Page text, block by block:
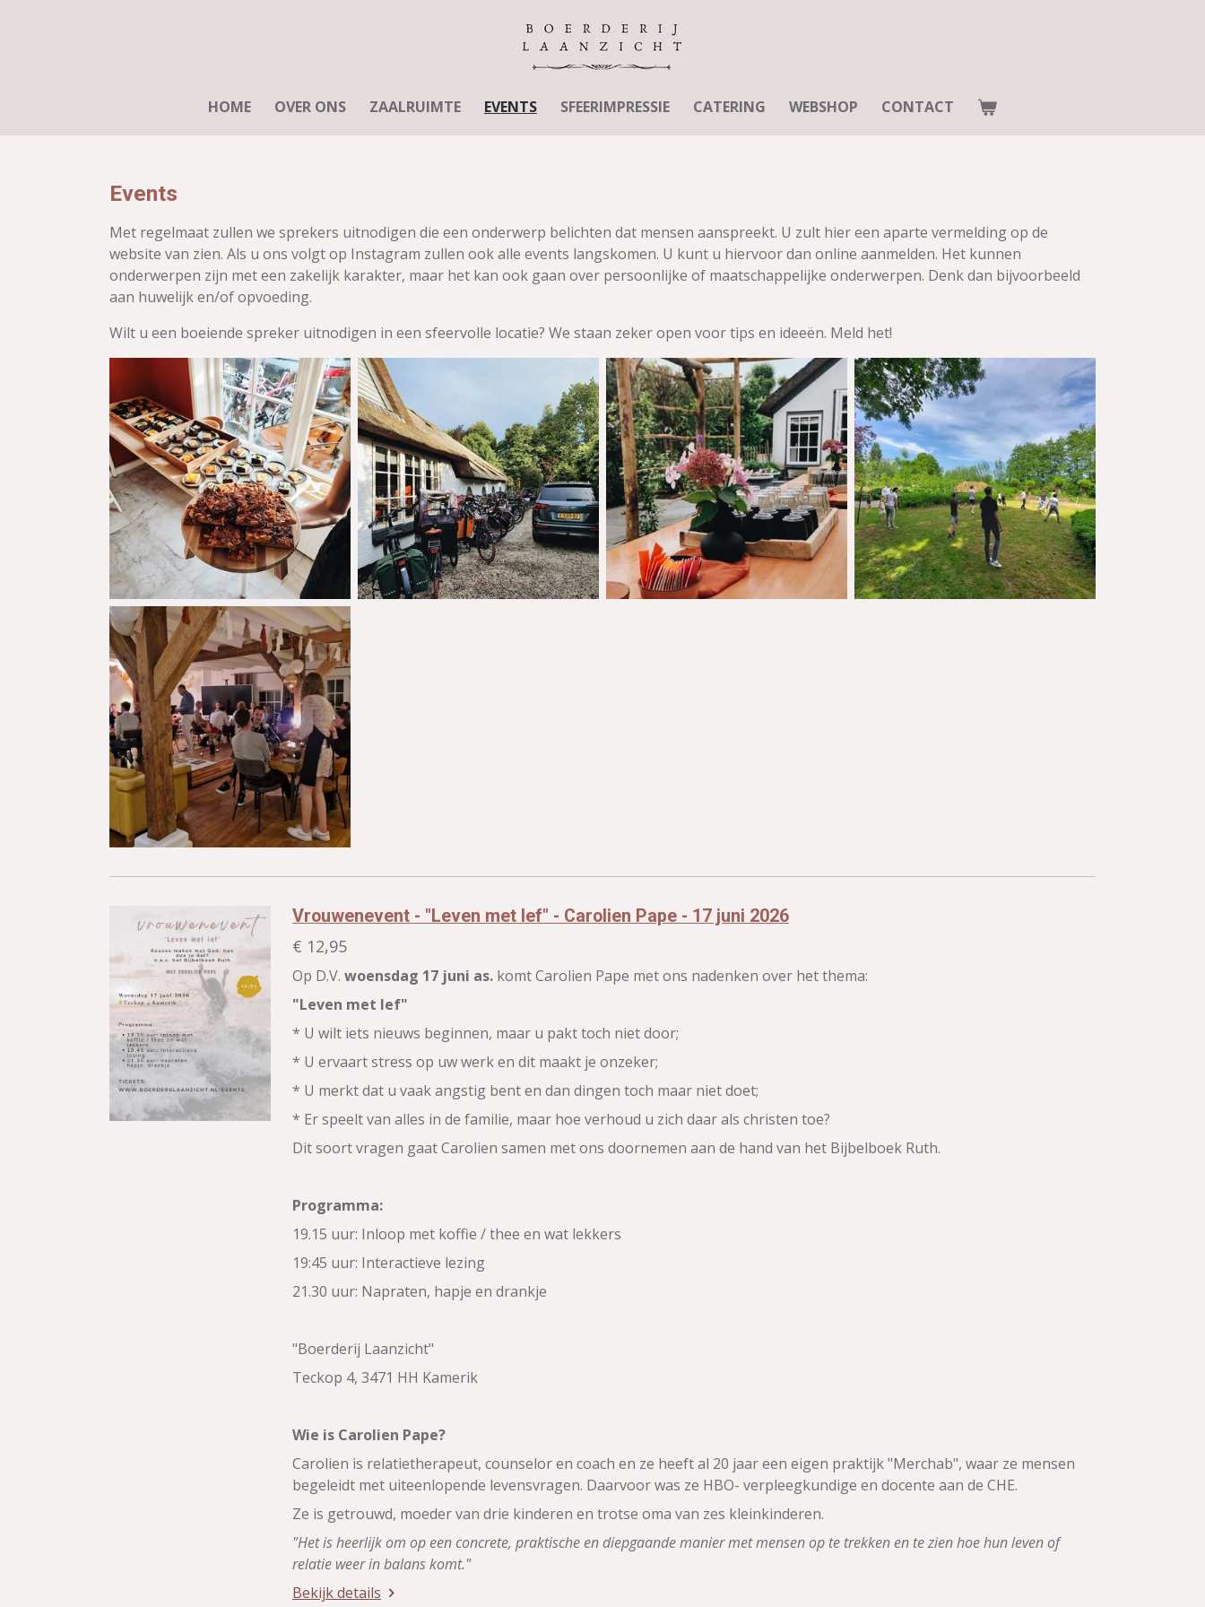
HOME OVER ONS ZAALRUIMTE EVENTS SFEERIMPRESSIE CATERING WEBSHOP CONTACT
Events
Met regelmaat zullen we sprekers uitnodigen die een onderwerp belichten dat mensen aanspreekt. U zult hier een aparte vermelding op de
website van zien. Als u ons volgt op Instagram zullen ook alle events langskomen. U kunt u hiervoor dan online aanmelden. Het kunnen
onderwerpen zijn met een zakelijk karakter, maar het kan ook gaan over persoonlijke of maatschappelijke onderwerpen. Denk dan bijvoorbeeld
aan huwelijk en/of opvoeding.
Wilt u een boeiende spreker uitnodigen in een sfeervolle locatie? We staan zeker open voor tips en ideeën. Meld het!
Vrouwenevent - "Leven met lef" - Carolien Pape - 17 juni 2026
€ 12,95
Op D.V. woensdag 17 juni as. komt Carolien Pape met ons nadenken over het thema:
"Leven met lef"
* U wilt iets nieuws beginnen, maar u pakt toch niet door;
* U ervaart stress op uw werk en dit maakt je onzeker;
* U merkt dat u vaak angstig bent en dan dingen toch maar niet doet;
* Er speelt van alles in de familie, maar hoe verhoud u zich daar als christen toe?
Dit soort vragen gaat Carolien samen met ons doornemen aan de hand van het Bijbelboek Ruth.
Programma:
19.15 uur: Inloop met koffie / thee en wat lekkers
19:45 uur: Interactieve lezing
21.30 uur: Napraten, hapje en drankje
"Boerderij Laanzicht"
Teckop 4, 3471 HH Kamerik
Wie is Carolien Pape?
Carolien is relatietherapeut, counselor en coach en ze heeft al 20 jaar een eigen praktijk "Merchab", waar ze mensen
begeleidt met uiteenlopende levensvragen. Daarvoor was ze HBO- verpleegkundige en docente aan de CHE.
Ze is getrouwd, moeder van drie kinderen en trotse oma van zes kleinkinderen.
"Het is heerlijk om op een concrete, praktische en diepgaande manier met mensen op te trekken en te zien hoe hun leven of
relatie weer in balans komt."
Bekijk details